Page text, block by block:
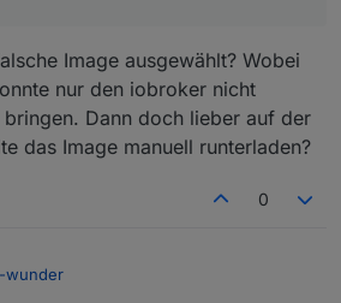
Image ausgewählt? Wobei
nur den iobroker nicht
Dann doch lieber auf der
das Image manuell runterladen?
0
wunder